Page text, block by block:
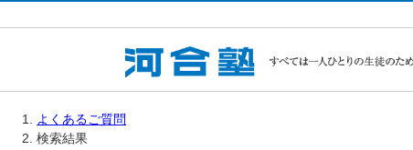
よくあるご質問
検索結果